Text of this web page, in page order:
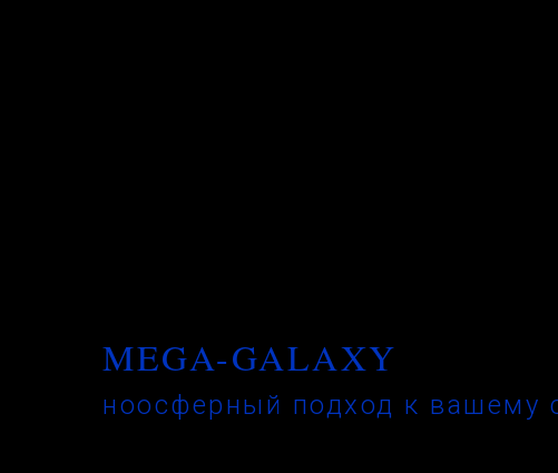
MEGA-GALAXY
ноосферный подход к вашему